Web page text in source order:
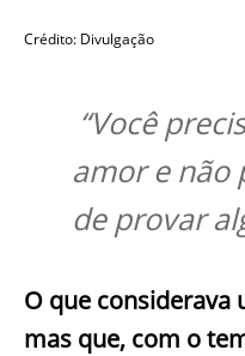
Crédito: Divulgação
“Você
amor e não
de provar
O que considerava
mas que, com o